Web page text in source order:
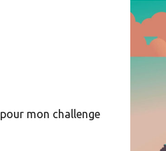
mon challenge